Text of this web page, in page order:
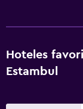
Baño pequeño
Cepillo de
Hoteles
Estambul